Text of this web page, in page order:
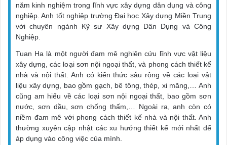
năm kinh nghiệm trong lĩnh vực xây dựng dân dụng và công
nghiệp. Anh tốt nghiệp trường Đại học Xây dựng Miền Trung
với chuyên ngành Kỹ sư Xây dựng Dân Dụng và Công
Nghiệp.
Tuan Ha là một người đam mê nghiên cứu lĩnh vực vật liệu
xây dựng, các loại sơn nội ngoại thất, và phong cách thiết kế
nhà và nội thất. Anh có kiến thức sâu rộng về các loại vật
liệu xây dựng, bao gồm gạch, bê tông, thép, xi măng,… Anh
cũng am hiểu về các loại sơn nội ngoại thất, bao gồm sơn
nước, sơn dầu, sơn chống thấm,… Ngoài ra, anh còn có
niềm đam mê với phong cách thiết kế nhà và nội thất. Anh
thường xuyên cập nhật các xu hướng thiết kế mới nhất để
áp dụng vào công việc của mình.